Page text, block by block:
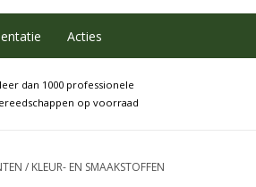
Acties
dan 1000 professionele
op voorraad
/ KLEUR- EN SMAAKSTOFFEN